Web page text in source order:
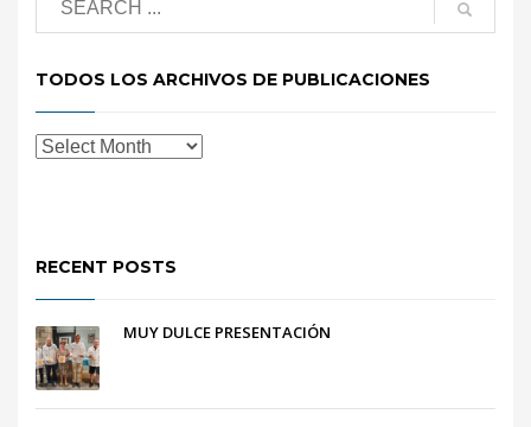
TODOS LOS ARCHIVOS DE PUBLICACIONES
RECENT POSTS
MUY DULCE PRESENTACIÓN